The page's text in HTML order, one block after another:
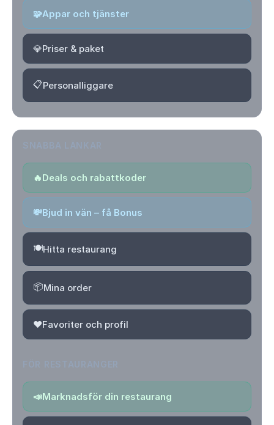
🧩Appar och tjänster
💎Priser & paket
📋Personalliggare
🔥Deals och rabattkoder
💸Bjud in vän – få Bonus
🍽️Hitta restaurang
📦Mina order
❤️Favoriter och profil
📣Marknadsför din restaurang